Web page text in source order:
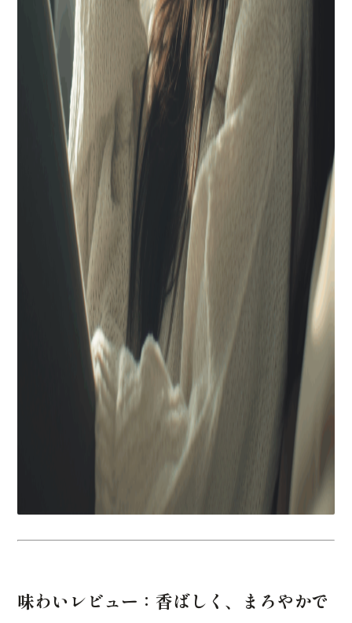
味わいレビュー：香ばしく、まろやかで